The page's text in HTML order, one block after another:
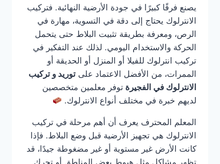
يصنع فرقًا كبيرًا في جودة الأرضية النهائية. فتركيب
الانترلوك يحتاج إلى دقة في التسوية، مهارة في
الرص، ومعرفة بطريقة تثبيت البلاط حتى يتحمل
الحركة والاستخدام اليومي. لذلك عند التفكير في
تركيب انترلوك للفيلا أو المنزل أو الحديقة أو
الممرات، من الأفضل الاعتماد على توريد و تركيب
الانترلوك في الفجيرة توفر معلمين متخصصين
لديهم خبرة في مختلف أنواع الانترلوك.
المعلم المحترف يعرف أن أهم مرحلة في تركيب
الانترلوك هي تجهيز الأرضية قبل وضع البلاط. فإذا
كانت الأرض غير مستوية أو غير مضغوطة جيدًا، قد